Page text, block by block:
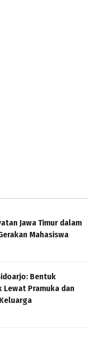
Jawa Timur dalam
Mahasiswa
Bentuk
Lewat Pramuka dan